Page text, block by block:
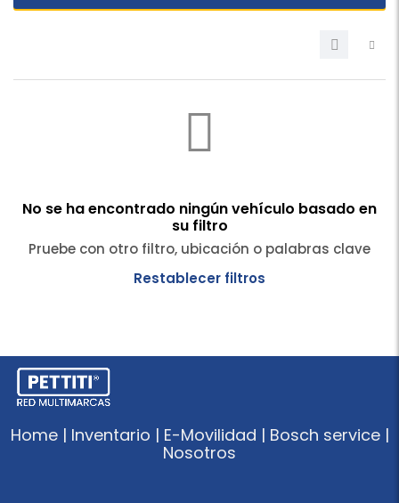
No se ha encontrado ningún vehículo basado en
su filtro
Pruebe con otro filtro, ubicación o palabras clave
Restablecer filtros
Home | Inventario | E-Movilidad | Bosch service |
Nosotros